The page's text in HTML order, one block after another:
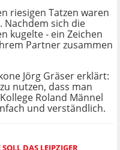
riesigen Tatzen waren
sich die
kugelte - ein Zeichen
Partner zusammen
Jörg Gräser erklärt:
nutzen, dass man
Roland Männel
und verständlich.
DAS LEIPZIGER